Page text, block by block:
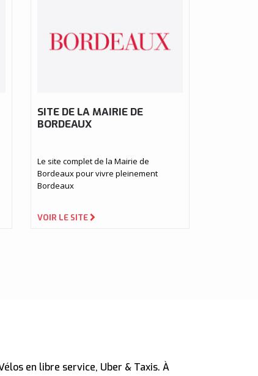
SITE DE LA MAIRIE DE
BORDEAUX
Le site complet de la Mairie de
Bordeaux pour vivre pleinement
Bordeaux
VOIR LE SITE
en libre service, Uber & Taxis. À